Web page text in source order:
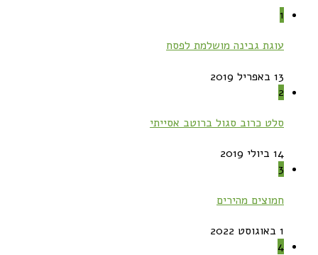
1
עוגת גבינה מושלמת לפסח
13 באפריל 2019
2
סלט כרוב סגול ברוטב אסייתי
14 ביולי 2019
3
חמוצים מהירים
1 באוגוסט 2022
4